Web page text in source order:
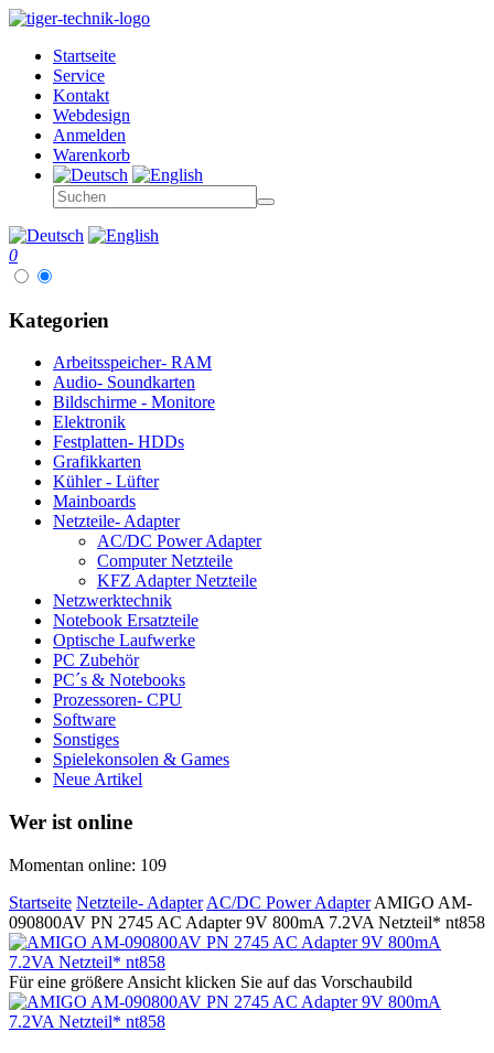
Startseite
Service
Kontakt
Webdesign
Anmelden
Warenkorb
0
Kategorien
Arbeitsspeicher- RAM
Audio- Soundkarten
Bildschirme - Monitore
Elektronik
Festplatten- HDDs
Grafikkarten
Kühler - Lüfter
Mainboards
Netzteile- Adapter
AC/DC Power Adapter
Computer Netzteile
KFZ Adapter Netzteile
Netzwerktechnik
Notebook Ersatzteile
Optische Laufwerke
PC Zubehör
PC´s & Notebooks
Prozessoren- CPU
Software
Sonstiges
Spielekonsolen & Games
Neue Artikel
Wer ist online
Momentan online: 109
Startseite Netzteile- Adapter AC/DC Power Adapter AMIGO AM-
090800AV PN 2745 AC Adapter 9V 800mA 7.2VA Netzteil* nt858
Für eine größere Ansicht klicken Sie auf das Vorschaubild